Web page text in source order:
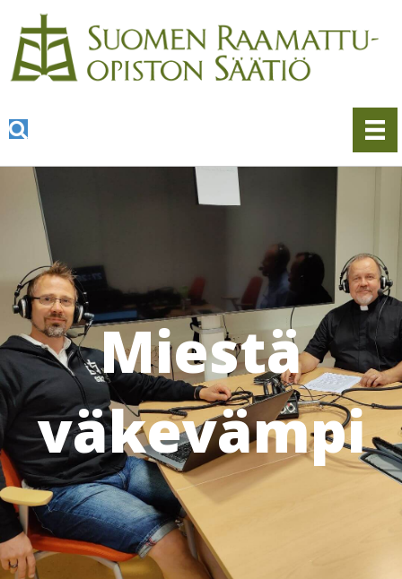
Miestä
väkevämpi